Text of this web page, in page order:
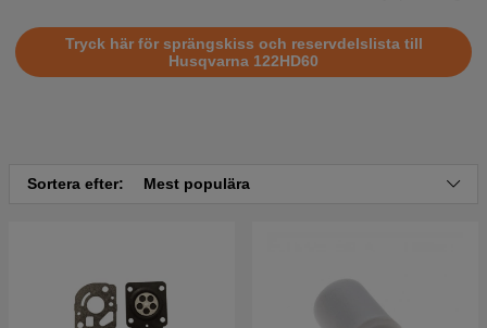
Tryck här för sprängskiss och reservdelslista till
Husqvarna 122HD60
Sortera efter: Mest populära